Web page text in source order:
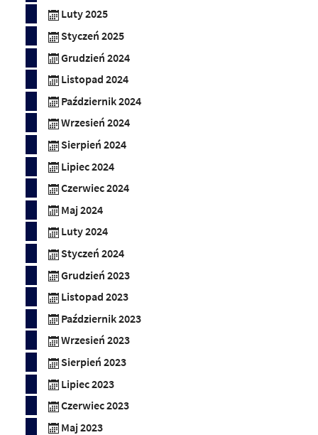
Luty 2025
Styczeń 2025
Grudzień 2024
Listopad 2024
Październik 2024
Wrzesień 2024
Sierpień 2024
Lipiec 2024
Czerwiec 2024
Maj 2024
Luty 2024
Styczeń 2024
Grudzień 2023
Listopad 2023
Październik 2023
Wrzesień 2023
Sierpień 2023
Lipiec 2023
Czerwiec 2023
Maj 2023